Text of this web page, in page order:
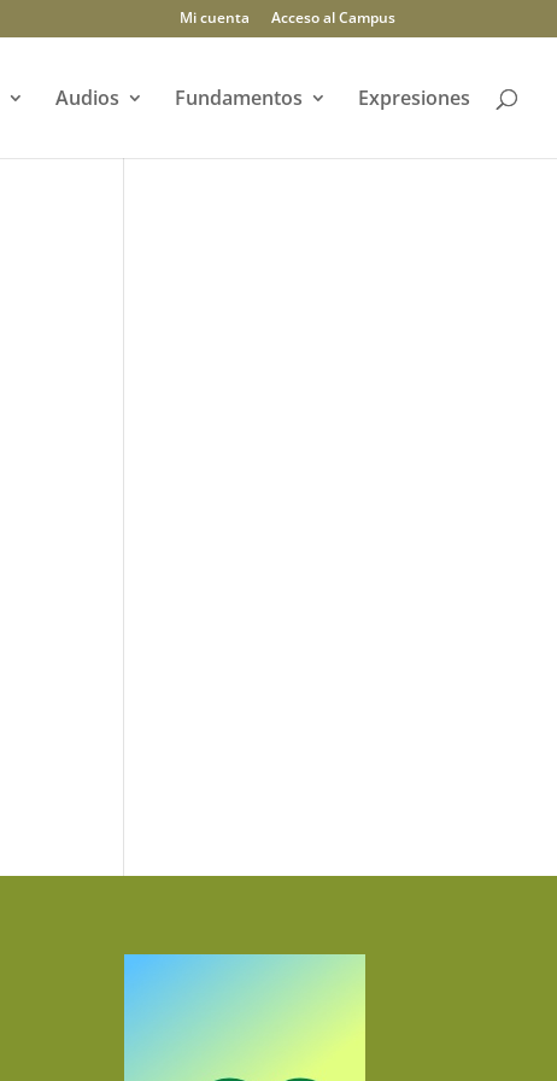
Mi cuenta Acceso al Campus
Audios Fundamentos Expresiones